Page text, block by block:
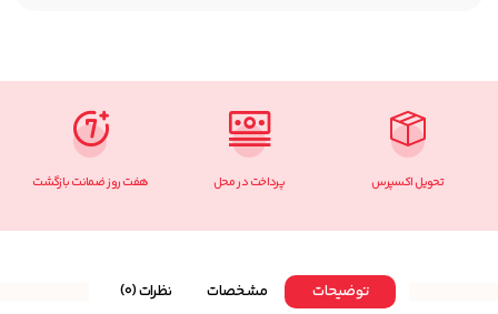
تحویل اکسپرس پرداخت در محل هفت روز ضمانت بازگشت
توضیحات مشخصات نظرات (0)